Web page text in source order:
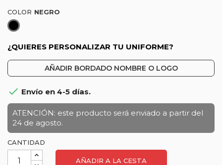
COLOR
Negro
¿QUIERES PERSONALIZAR TU UNIFORME?
AÑADIR BORDADO NOMBRE O LOGO
 Envío en 4-5 días.
ATENCIÓN: este producto será enviado a partir del
24 de agosto.
CANTIDAD
AÑADIR A LA CESTA